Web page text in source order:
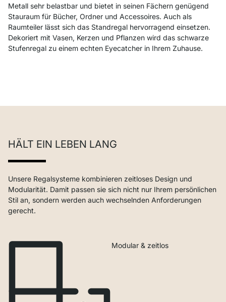
Metall sehr belastbar und bietet in seinen Fächern genügend
Stauraum für Bücher, Ordner und Accessoires. Auch als
Raumteiler lässt sich das Standregal hervorragend einsetzen.
Dekoriert mit Vasen, Kerzen und Pflanzen wird das schwarze
Stufenregal zu einem echten Eyecatcher in Ihrem Zuhause.
HÄLT EIN LEBEN LANG
Unsere Regalsysteme kombinieren zeitloses Design und
Modularität. Damit passen sie sich nicht nur Ihrem persönlichen
Stil an, sondern werden auch wechselnden Anforderungen
gerecht.
Modular & zeitlos